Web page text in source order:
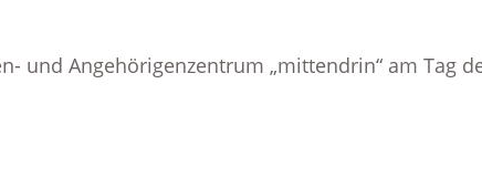
und Angehörigenzentrum „mittendrin“ am Tag